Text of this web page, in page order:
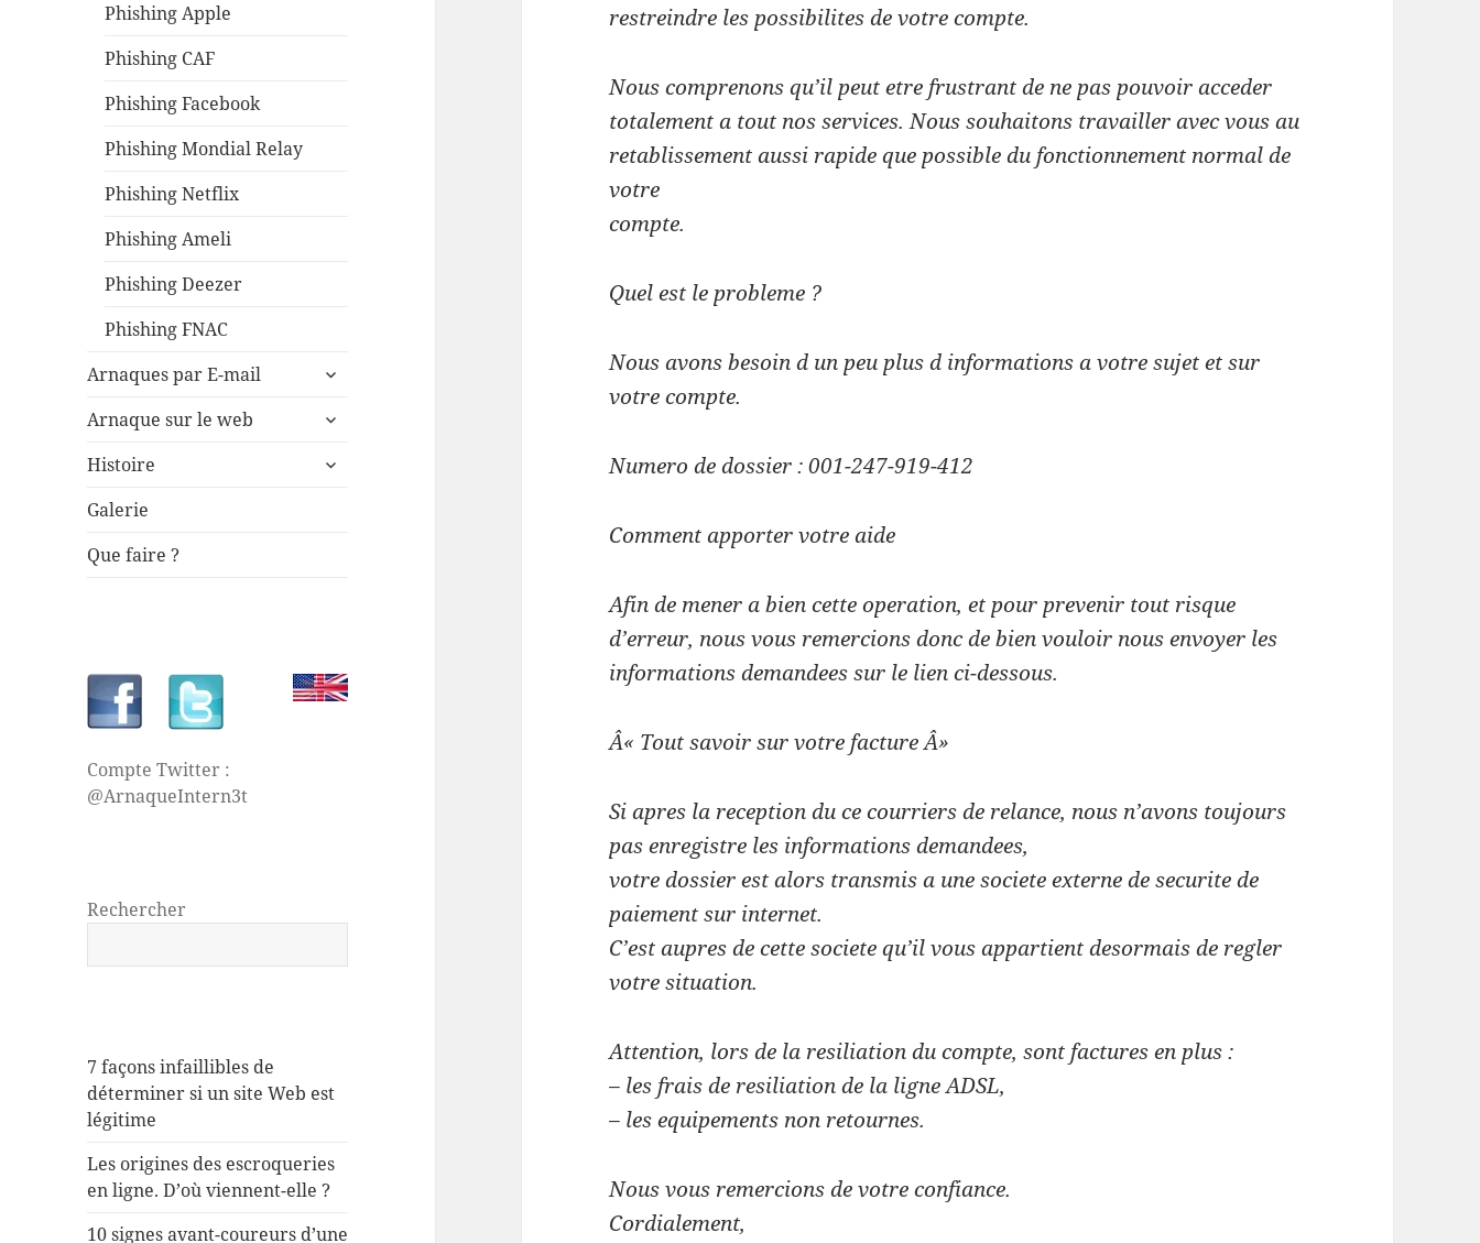
Phishing Apple
Phishing CAF
Phishing Facebook
Phishing Mondial Relay
Phishing Netflix
Phishing Ameli
Phishing Deezer
Phishing FNAC
Arnaques par E-mail
ouvrir
sous-
Arnaque sur le web
ouvrir
sous-
Histoire
ouvrir
Galerie
Que faire ?
Compte Twitter :
@ArnaqueIntern3t
Rechercher
7 façons infaillibles de
déterminer si un site Web est
légitime
Les origines des escroqueries
en ligne. D’où viennent-elle ?
10 signes avant-coureurs d’une
restreindre les possibilites de votre compte.
Nous comprenons qu’il peut etre frustrant de ne pas pouvoir acceder
totalement a tout nos services. Nous souhaitons travailler avec vous au
retablissement aussi rapide que possible du fonctionnement normal de
votre
compte.
Quel est le probleme ?
Nous avons besoin d un peu plus d informations a votre sujet et sur
votrecompte.
Numero de dossier : 001-247-919-412
Comment apporter votre aide
Afin de mener a bien cette operation, et pour prevenir tout risque
d’erreur, nous vous remercions donc de bien vouloir nous envoyer les
informations demandees sur le lien ci-dessous.
Â« Tout savoir sur votre facture Â»
Si apres la reception du ce courriers de relance, nous n’avons toujours
pas enregistre les informations demandees,
votre dossier est alors transmis a une societe externe de securite de
paiement sur internet.
C’est aupres de cette societe qu’il vous appartient desormais de regler
votre situation.
Attention, lors de la resiliation du compte, sont factures en plus :
– les frais de resiliation de la ligne ADSL,
– les equipements non retournes.
Nous vous remercions de votre confiance.
Cordialement,